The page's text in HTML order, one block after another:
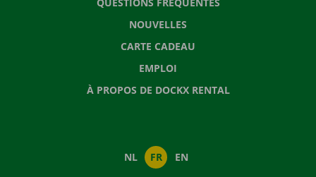
NOUVELLES
CARTE CADEAU
EMPLOI
À PROPOS DE DOCKX RENTAL
NL FR EN